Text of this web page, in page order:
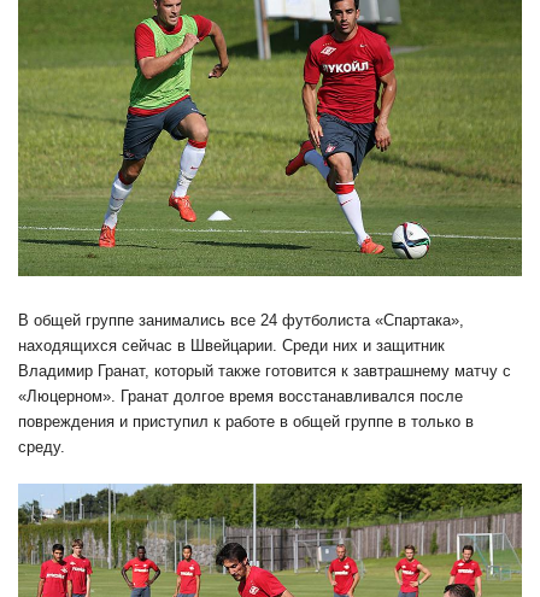
В общей группе занимались все 24 футболиста «Спартака»,
находящихся сейчас в Швейцарии. Среди них и защитник
Владимир Гранат, который также готовится к завтрашнему матчу с
«Люцерном». Гранат долгое время восстанавливался после
повреждения и приступил к работе в общей группе в только в
среду.